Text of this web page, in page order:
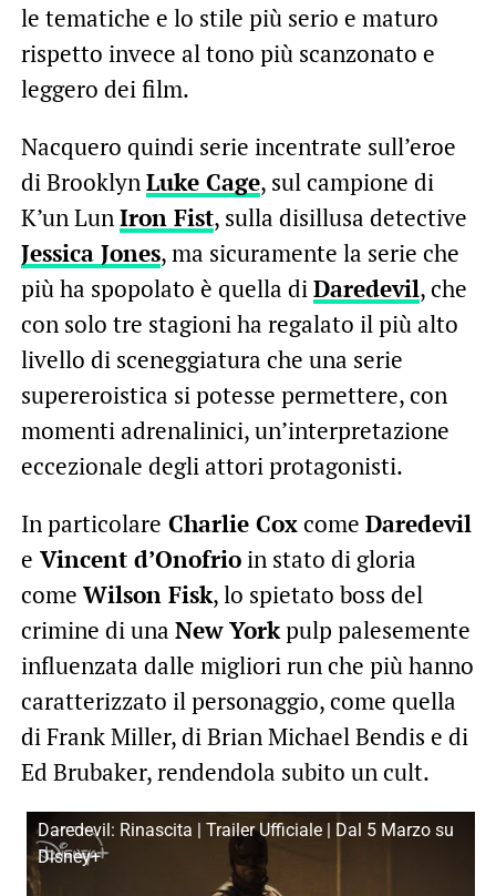
le tematiche e lo stile più serio e maturo
rispetto invece al tono più scanzonato e
leggero dei film.
Nacquero quindi serie incentrate sull’eroe
di BrooklynLuke Cage, sul campione di
K’un LunIron Fist, sulla disillusa detective
Jessica Jones, ma sicuramente la serie che
più ha spopolato è quella diDaredevil, che
con solo tre stagioni ha regalato il più alto
livello di sceneggiatura che una serie
supereroistica si potesse permettere, con
momenti adrenalinici, un’interpretazione
eccezionale degli attori protagonisti.
In particolare Charlie Coxcome Daredevil
e Vincent d’Onofrioin stato di gloria
come Wilson Fisk, lo spietato boss del
crimine di una New Yorkpulp palesemente
influenzata dalle migliori run che più hanno
caratterizzato il personaggio, come quella
di Frank Miller, di Brian Michael Bendis e di
Ed Brubaker, rendendola subito un cult.
Daredevil: Rinascita | Trailer Ufficiale | Dal 5 Marzo su
Disney+